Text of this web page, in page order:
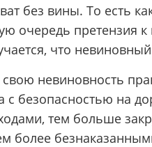
без вины. То есть
очередь претензия
что
невиновность
безопасностью на
тем больше
более